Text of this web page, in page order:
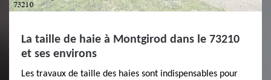
La taille de haie à Montgirod dans le 73210
et ses environs
Les travaux de taille des haies sont indispensables pour